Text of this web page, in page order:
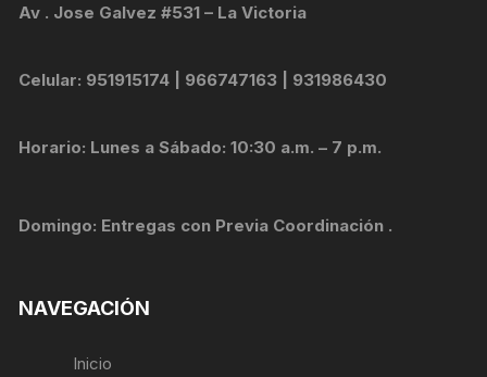
Av . Jose Galvez #531 – La Victoria
Celular: 951915174 | 966747163 | 931986430
Horario: Lunes a Sábado: 10:30 a.m. – 7 p.m.
Domingo: Entregas con Previa Coordinación .
NAVEGACIÓN
Inicio